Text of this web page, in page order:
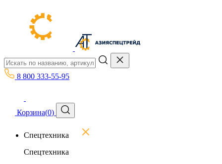
8 800 333-55-95
Корзина(0)
Спецтехника
Спецтехника